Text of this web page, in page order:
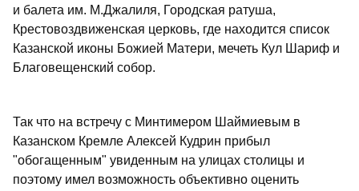
и балета им. М.Джалиля, Городская ратуша,
Крестовоздвиженская церковь, где находится список
Казанской иконы Божией Матери, мечеть Кул Шариф и
Благовещенский собор.
Так что на встречу с Минтимером Шаймиевым в
Казанском Кремле Алексей Кудрин прибыл
"обогащенным" увиденным на улицах столицы и
поэтому имел возможность объективно оценить